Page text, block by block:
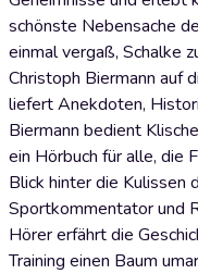
schönste Nebensache
einmal vergaß, Schalke
Christoph Biermann auf
liefert Anekdoten,
Biermann bedient
ein Hörbuch für alle, die
Blick hinter die Kulissen
Sportkommentator und
Hörer erfährt die
Training einen Baum